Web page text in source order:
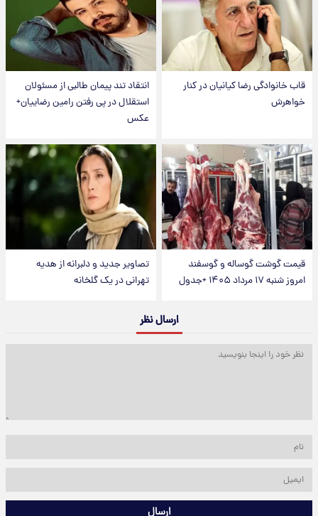
قاب خانوادگی رضا کیانیان در کنار
خواهرش
انتقاد تند پیمان طالبی از مسئولان
استقلال در پی رفتن رامین رضاییان+
عکس
قیمت گوشت گوساله و گوسفند
امروز شنبه ۱۷ مرداد ۱۴۰۵ +جدول
تصاویر جدید و دلبرانه از هدیه
تهرانی در یک گلخانه
ارسال نظر
ارسال